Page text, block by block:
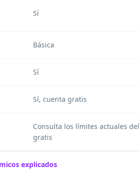
Sí
Básica
Sí
Sí, cuenta gratis
Consulta los límites actuales
gratis
explicados